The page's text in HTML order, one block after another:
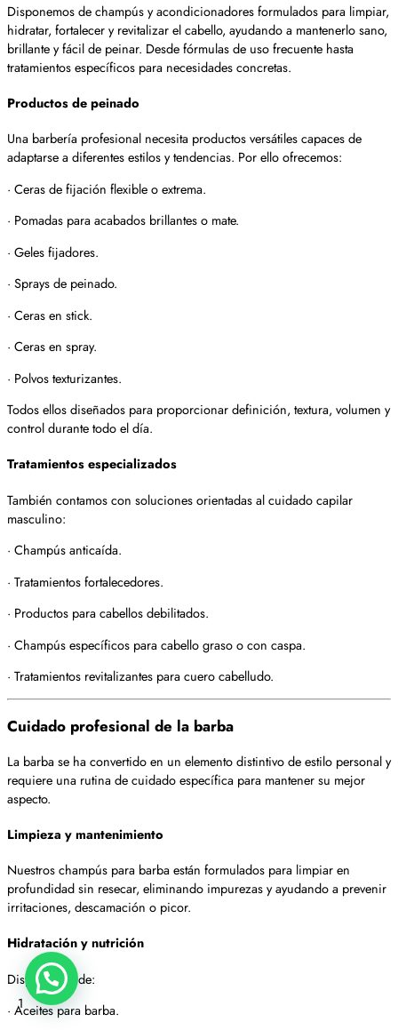
Disponemos de champús y acondicionadores formulados para limpiar,
hidratar, fortalecer y revitalizar el cabello, ayudando a mantenerlo sano,
brillante y fácil de peinar. Desde fórmulas de uso frecuente hasta
tratamientos específicos para necesidades concretas.
Productos de peinado
Una barbería profesional necesita productos versátiles capaces de
adaptarse a diferentes estilos y tendencias. Por ello ofrecemos:
· Ceras de fijación flexible o extrema.
· Pomadas para acabados brillantes o mate.
· Geles fijadores.
· Sprays de peinado.
· Ceras en stick.
· Ceras en spray.
· Polvos texturizantes.
Todos ellos diseñados para proporcionar definición, textura, volumen y
control durante todo el día.
Tratamientos especializados
También contamos con soluciones orientadas al cuidado capilar
masculino:
· Champús anticaída.
· Tratamientos fortalecedores.
· Productos para cabellos debilitados.
· Champús específicos para cabello graso o con caspa.
· Tratamientos revitalizantes para cuero cabelludo.
Cuidado profesional de la barba
La barba se ha convertido en un elemento distintivo de estilo personal y
requiere una rutina de cuidado específica para mantener su mejor
aspecto.
Limpieza y mantenimiento
Nuestros champús para barba están formulados para limpiar en
profundidad sin resecar, eliminando impurezas y ayudando a prevenir
irritaciones, descamación o picor.
Hidratación y nutrición
Disponemos de:
· Aceites para barba.
1